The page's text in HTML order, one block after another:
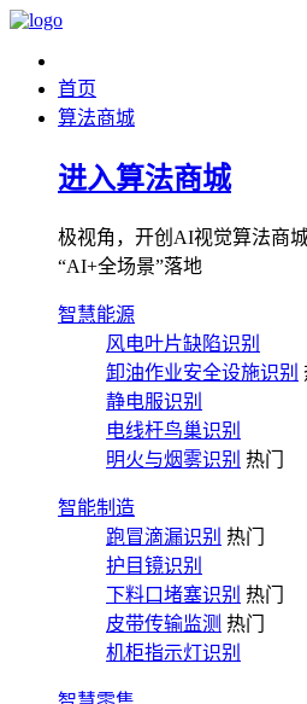
首页
算法商城
进入算法商城
极视角，开创AI视觉算法商
“AI+全场景”落地
智慧能源
风电叶片缺陷识别
卸油作业安全设施识别
静电服识别
电线杆鸟巢识别
明火与烟雾识别 热门
智能制造
跑冒滴漏识别 热门
护目镜识别
下料口堵塞识别 热门
皮带传输监测 热门
机柜指示灯识别